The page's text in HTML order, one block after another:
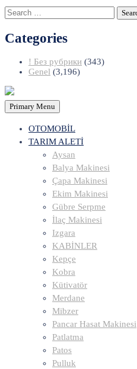
Search
for:
Categories
! Без рубрики (343)
Genel (3,196)
Primary Menu
OTOMOBİL
TARIM ALETİ
Aysan
Balya Makinesi
Çapa Makinesi
Ekim Makinesi
Gübre Serpme
İlaç Makinesi
Izgara
KABİNLER
Kepçe
Kobra
Kütivatör
Merdane
Mibzer
Pancar Hasat Makinesi
Patlatma
Patos
Pulluk